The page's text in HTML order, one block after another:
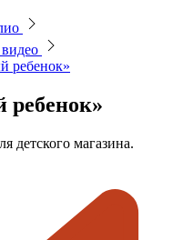
ребенок»
детского магазина.